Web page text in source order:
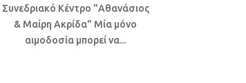
Συνεδριακό Κέντρο "Αθανάσιος
& Μαίρη Ακρίδα" Μία μόνο
αιμοδοσία μπορεί να...